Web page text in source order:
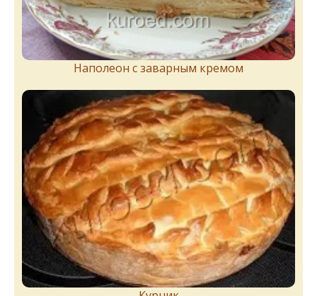
Наполеон с заварным кремом